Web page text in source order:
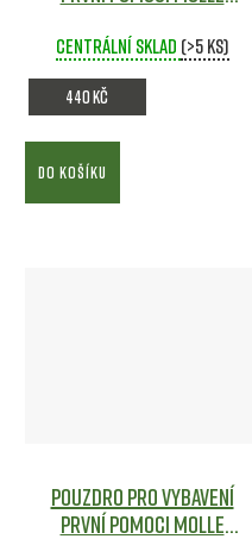
Centrální sklad (>5 ks)
440 Kč
DO KOŠÍKU
Pouzdro pro vybavení
první pomoci MOLLE